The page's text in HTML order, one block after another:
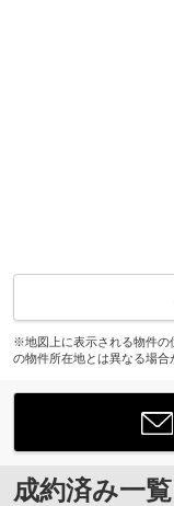
※地図上に表示される物件の
の物件所在地とは異なる場合
成約済み一覧